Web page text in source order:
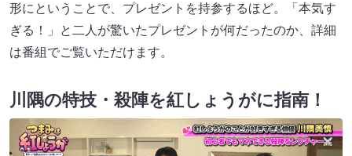
形にということで、プレゼントを持参するほど。「本気す
ぎる！」と二人が驚いたプレゼントが何だったのか、詳細
は番組でご覧いただけます。
川隅の特技・殺陣を紅しょうがに指南！